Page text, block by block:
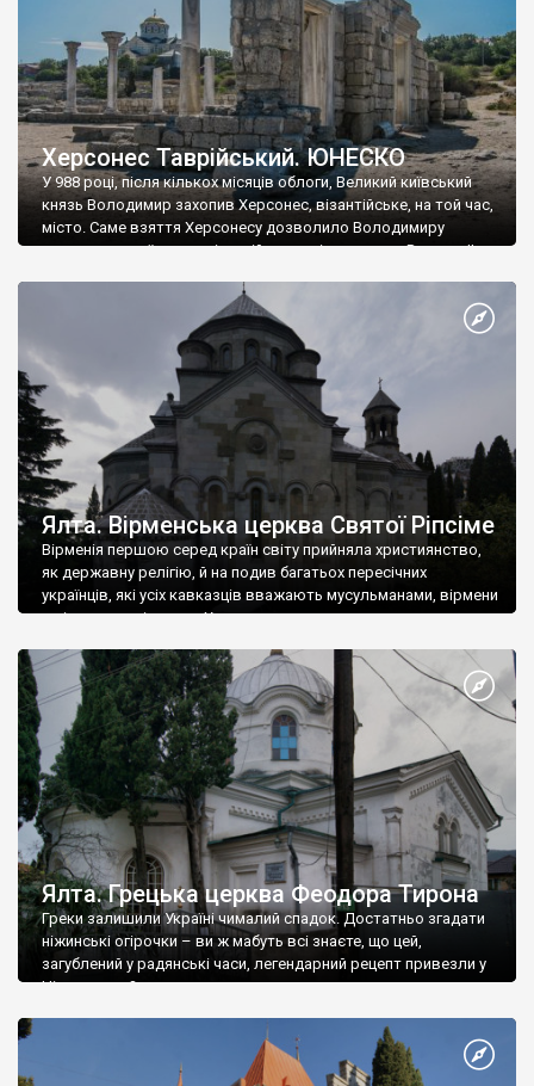
Херсонес Таврійський. ЮНЕСКО
У 988 році, після кількох місяців облоги, Великий київський
князь Володимир захопив Херсонес, візантійське, на той час,
місто. Саме взяття Херсонесу дозволило Володимиру
диктувати свої умови візантійському імператору Василю ІІ, та
Херсонесі Володимир-язичник, став Василем-християнином.
А потім було Хрещення Русі. На честь Херсонесу Таврійського
Ялта. Вірменська церква Святої Ріпсіме
Вірменія першою серед країн світу прийняла християнство,
як державну релігію, й на подив багатьох пересічних
українців, які усіх кавказців вважають мусульманами, вірмени
є відданими вірянами Христа
Ялта. Грецька церква Феодора Тирона
Греки залишили Україні чималий спадок. Достатньо згадати
ніжинські огірочки – ви ж мабуть всі знаєте, що цей,
загублений у радянські часи, легендарний рецепт привезли у
Ніжин греки?